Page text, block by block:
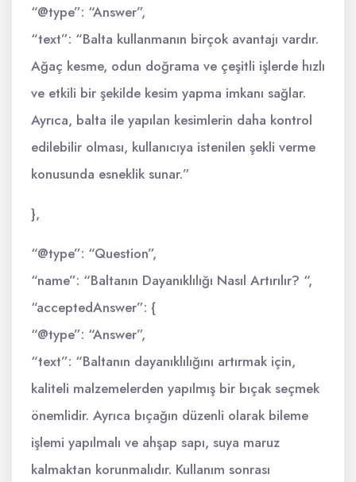
“@type”: “Answer”,
“text”: “Balta kullanmanın birçok avantajı vardır.
Ağaç kesme, odun doğrama ve çeşitli işlerde hızlı
ve etkili bir şekilde kesim yapma imkanı sağlar.
Ayrıca, balta ile yapılan kesimlerin daha kontrol
edilebilir olması, kullanıcıya istenilen şekli verme
konusunda esneklik sunar.”
},
“@type”: “Question”,
“name”: “Baltanın Dayanıklılığı Nasıl Artırılır? “,
“acceptedAnswer”: {
“@type”: “Answer”,
“text”: “Baltanın dayanıklılığını artırmak için,
kaliteli malzemelerden yapılmış bir bıçak seçmek
önemlidir. Ayrıca bıçağın düzenli olarak bileme
işlemi yapılmalı ve ahşap sapı, suya maruz
kalmaktan korunmalıdır. Kullanım sonrası